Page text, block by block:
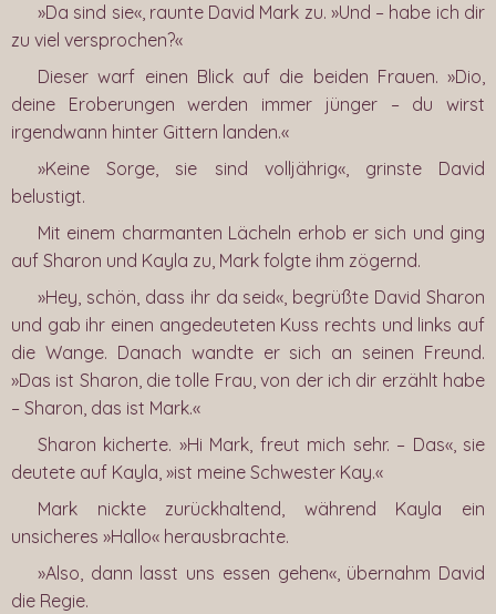
»Da sind sie«, raunte David Mark zu. »Und – habe ich dir
zu viel versprochen?«
Dieser warf einen Blick auf die beiden Frauen. »Dio,
deine Eroberungen werden immer jünger – du wirst
irgendwann hinter Gittern landen.«
»Keine Sorge, sie sind volljährig«, grinste David
belustigt.
Mit einem charmanten Lächeln erhob er sich und ging
auf Sharon und Kayla zu, Mark folgte ihm zögernd.
»Hey, schön, dass ihr da seid«, begrüßte David Sharon
und gab ihr einen angedeuteten Kuss rechts und links auf
die Wange. Danach wandte er sich an seinen Freund.
»Das ist Sharon, die tolle Frau, von der ich dir erzählt habe
– Sharon, das ist Mark.«
Sharon kicherte. »Hi Mark, freut mich sehr. – Das«, sie
deutete auf Kayla, »ist meine Schwester Kay.«
Mark nickte zurückhaltend, während Kayla ein
unsicheres »Hallo« herausbrachte.
»Also, dann lasst uns essen gehen«, übernahm David
die Regie.